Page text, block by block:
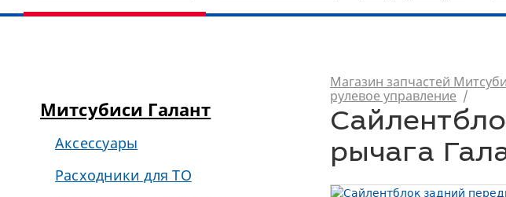
Митсубиси Галант
Аксессуары
Расходники для ТО
Магазин запчастей
рулевое управление /
рычага